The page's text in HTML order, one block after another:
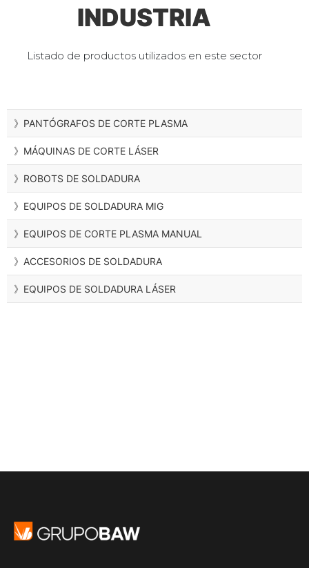
INDUSTRIA
Listado de productos utilizados en este sector
》PANTÓGRAFOS DE CORTE PLASMA
》MÁQUINAS DE CORTE LÁSER
》ROBOTS DE SOLDADURA
》EQUIPOS DE SOLDADURA MIG
》EQUIPOS DE CORTE PLASMA MANUAL
》ACCESORIOS DE SOLDADURA
》EQUIPOS DE SOLDADURA LÁSER